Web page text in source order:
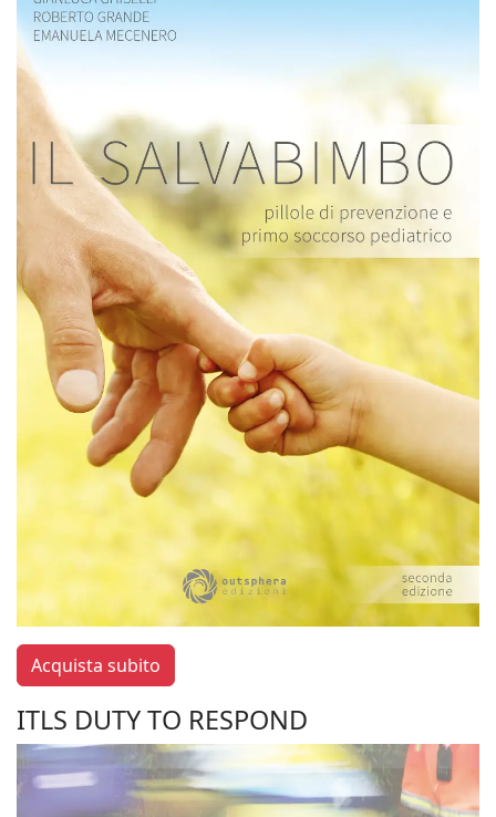
Acquista subito
ITLS DUTY TO RESPOND